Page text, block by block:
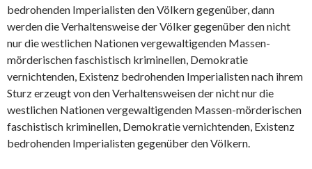
bedrohenden Imperialisten den Völkern gegenüber, dann
werden die Verhaltensweise der Völker gegenüber den nicht
nur die westlichen Nationen vergewaltigenden Massen-
mörderischen faschistisch kriminellen, Demokratie
vernichtenden, Existenz bedrohenden Imperialisten nach ihrem
Sturz erzeugt von den Verhaltensweisen der nicht nur die
westlichen Nationen vergewaltigenden Massen-mörderischen
faschistisch kriminellen, Demokratie vernichtenden, Existenz
bedrohenden Imperialisten gegenüber den Völkern.